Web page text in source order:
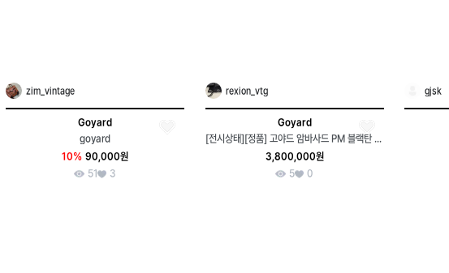
zim_vintage
Goyard
goyard
10% 90,000원
51
3
rexion_vtg
Goyard
[전시상태][정품] 고야드 암바사드 PM 블랙탄 토트백 서류가방 풀세트
3,800,000원
5
0
gjsk